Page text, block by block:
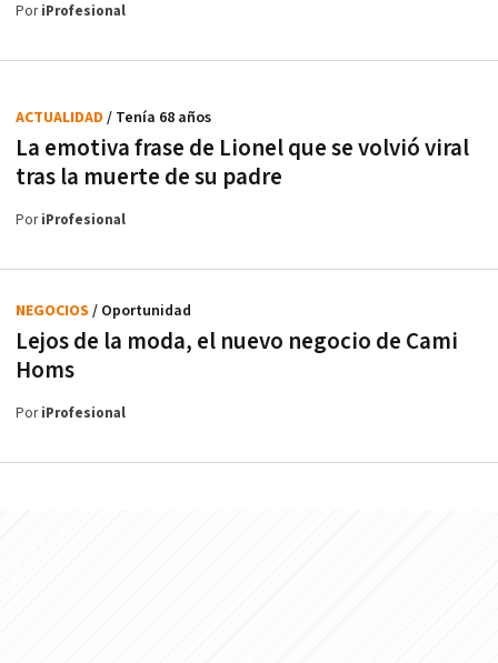
PoriProfesional
La emotiva frase de Lionel que se volvió viral
tras la muerte de su padre
ACTUALIDAD / Tenía 68 años
PoriProfesional
Lejos de la moda, el nuevo negocio de Cami
Homs
NEGOCIOS / Oportunidad
PoriProfesional